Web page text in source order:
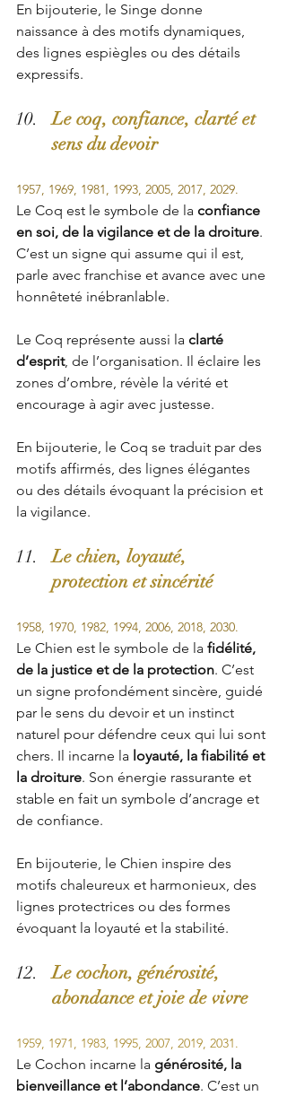
En bijouterie, le Singe donne
naissance à des motifs dynamiques,
des lignes espiègles ou des détails
expressifs.
Le coq, confiance, clarté et
sens du devoir
1957, 1969, 1981, 1993, 2005, 2017, 2029.
Le Coq est le symbole de la confiance
en soi, de la vigilance et de la droiture.
C’est un signe qui assume qui il est,
parle avec franchise et avance avec une
honnêteté inébranlable.
Le Coq représente aussi la clarté
d’esprit, de l’organisation. Il éclaire les
zones d’ombre, révèle la vérité et
encourage à agir avec justesse.
En bijouterie, le Coq se traduit par des
motifs affirmés, des lignes élégantes
ou des détails évoquant la précision et
la vigilance.
Le chien, loyauté,
protection et sincérité
1958, 1970, 1982, 1994, 2006, 2018, 2030.
Le Chien est le symbole de la fidélité,
de la justice et de la protection. C’est
un signe profondément sincère, guidé
par le sens du devoir et un instinct
naturel pour défendre ceux qui lui sont
chers. Il incarne la loyauté, la fiabilité et
la droiture. Son énergie rassurante et
stable en fait un symbole d’ancrage et
de confiance.
En bijouterie, le Chien inspire des
motifs chaleureux et harmonieux, des
lignes protectrices ou des formes
évoquant la loyauté et la stabilité.
Le cochon, générosité,
abondance et joie de vivre
1959, 1971, 1983, 1995, 2007, 2019, 2031.
Le Cochon incarne la générosité, la
bienveillance et l’abondance. C’est un